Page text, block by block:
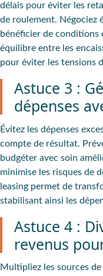
délais pour éviter les
de roulement. Négociez
bénéficier de conditions
équilibre entre les
pour éviter les tensions
Astuce 3 :
dépenses
Évitez les dépenses
compte de résultat.
budgéter avec soin
minimise les risques de
leasing permet de
stabilisant ainsi les
Astuce 4 :
revenus
Multipliez les sources